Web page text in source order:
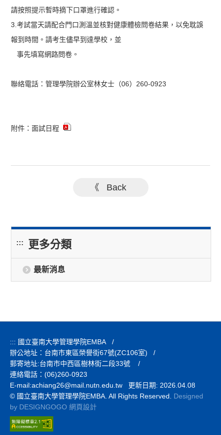
請按照提示暫時摘下口罩進行確認。
3.考試當天請配合門口測溫並核對健康體檢問卷結果，以免耽誤
報到時間。請考生儘早到達學校，並
事先填寫網路問卷。
聯絡電話：管理學院辦公室林女士（06）260-0923
附件：面試日程
《 Back
::: 更多分類
最新消息
::: 國立臺南大學管理學院EMBA
/
辦公地址：台南市東區榮譽街67號(ZC106室)
/
郵寄地址:台南市中西區樹林街二段33號
/
連絡電話：(06)260-0923
E-mail:achiang26@mail.nutn.edu.tw 更新日期: 2026.04.08
© 國立臺南大學管理學院EMBA. All Rights Reserved. Designed
by DESIGNGOGO 網頁設計